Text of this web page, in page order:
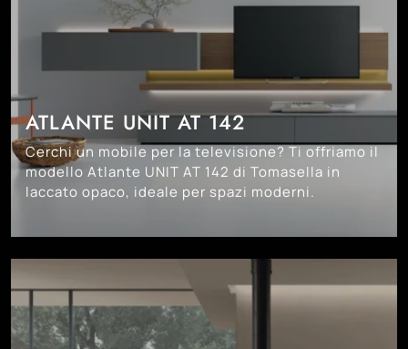
ATLANTE UNIT AT 142
Cerchi un mobile per la televisione? Ti offriamo il
modello Atlante UNIT AT 142 di Tomasella in
laccato opaco, ideale per spazi moderni.